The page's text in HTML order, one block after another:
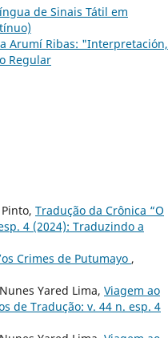
de Sinais Tátil em
Arumí Ribas: "Interpretación,
Regular
Tradução da Crônica “O
4 (2024): Traduzindo a
Crimes de Putumayo ,
Yared Lima, Viagem ao
de Tradução: v. 44 n. esp. 4